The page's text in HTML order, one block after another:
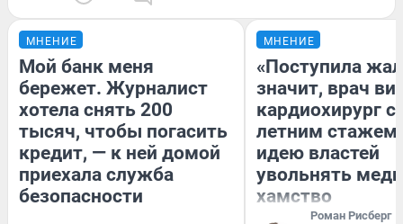
МНЕНИЕ
Мой банк меня
бережет. Журналист
хотела снять 200
тысяч, чтобы погасить
кредит, — к ней домой
приехала служба
безопасности
МНЕНИЕ
«Поступила
значит, врач
кардиохирург с
летним стажем
идею властей
увольнять
хамство
Роман Рисберг